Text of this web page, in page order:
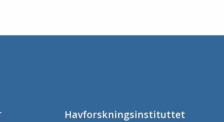
Havforskningsinstituttet